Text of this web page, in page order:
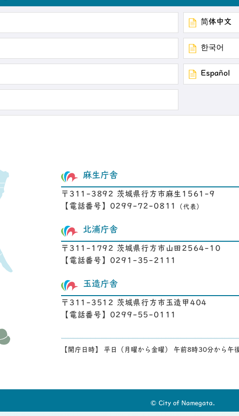
简体中文
한국어
Español
麻生庁舎
〒311-3892 茨城県行方市麻生1561-9
【電話番号】0299-72-0811
（代表）
北浦庁舎
〒311-1792 茨城県行方市山田2564-10
【電話番号】0291-35-2111
玉造庁舎
〒311-3512 茨城県行方市玉造甲404
【電話番号】0299-55-0111
【開庁日時】 平日（月曜から金曜） 午前8時30分から午
© City of Namegata.